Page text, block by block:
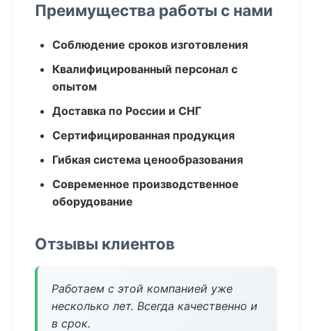
Преимущества работы с нами
Соблюдение сроков изготовления
Квалифицированный персонал с
опытом
Доставка по России и СНГ
Сертифицированная продукция
Гибкая система ценообразования
Современное производственное
оборудование
Отзывы клиентов
Работаем с этой компанией уже
несколько лет. Всегда качественно и
в срок.